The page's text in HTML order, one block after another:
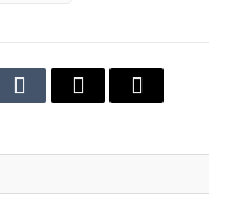
TumblrEmail
Copy